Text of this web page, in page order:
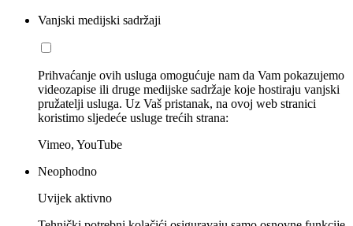
Vanjski medijski sadržaji
Prihvaćanje ovih usluga omogućuje nam da Vam pokazujemo
videozapise ili druge medijske sadržaje koje hostiraju vanjski
pružatelji usluga. Uz Vaš pristanak, na ovoj web stranici
koristimo sljedeće usluge trećih strana:
Vimeo, YouTube
Neophodno
Uvijek aktivno